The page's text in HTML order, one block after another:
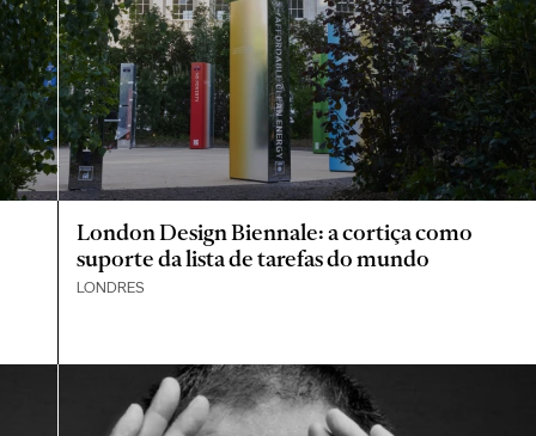
London Design Biennale: a cortiça como
suporte da lista de tarefas do mundo
LONDRES